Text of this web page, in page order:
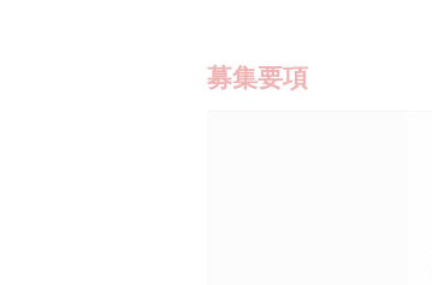
募集要項